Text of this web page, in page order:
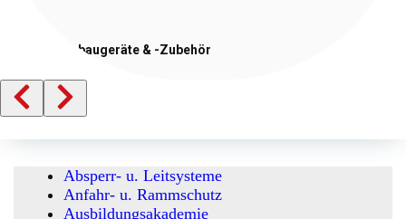
Stapler-Anbaugeräte & -Zubehör
Absperr- u. Leitsysteme
Anfahr- u. Rammschutz
Ausbildungsakademie